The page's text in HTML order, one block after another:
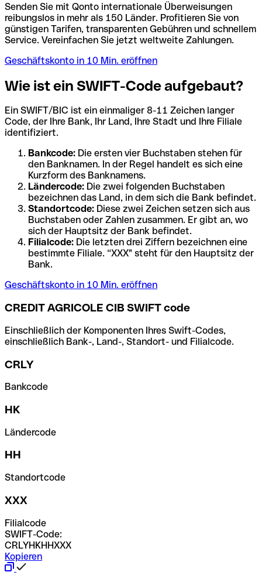
Senden Sie mit Qonto internationale Überweisungen
reibungslos in mehr als 150 Länder. Profitieren Sie von
günstigen Tarifen, transparenten Gebühren und schnellem
Service. Vereinfachen Sie jetzt weltweite Zahlungen.
Geschäftskonto in 10 Min. eröffnen
Wie ist ein SWIFT-Code aufgebaut?
Ein SWIFT/BIC ist ein einmaliger 8-11 Zeichen langer
Code, der Ihre Bank, Ihr Land, Ihre Stadt und Ihre Filiale
identifiziert.
Bankcode: Die ersten vier Buchstaben stehen für
den Banknamen. In der Regel handelt es sich eine
Kurzform des Banknamens.
Ländercode: Die zwei folgenden Buchstaben
bezeichnen das Land, in dem sich die Bank befindet.
Standortcode: Diese zwei Zeichen setzen sich aus
Buchstaben oder Zahlen zusammen. Er gibt an, wo
sich der Hauptsitz der Bank befindet.
Filialcode: Die letzten drei Ziffern bezeichnen eine
bestimmte Filiale. “XXX" steht für den Hauptsitz der
Bank.
Geschäftskonto in 10 Min. eröffnen
CREDIT AGRICOLE CIB SWIFT code
Einschließlich der Komponenten Ihres Swift-Codes,
einschließlich Bank-, Land-, Standort- und Filialcode.
CRLY
Bankcode
HK
Ländercode
HH
Standortcode
XXX
Filialcode
SWIFT-Code:
CRLYHKHHXXX
Kopieren